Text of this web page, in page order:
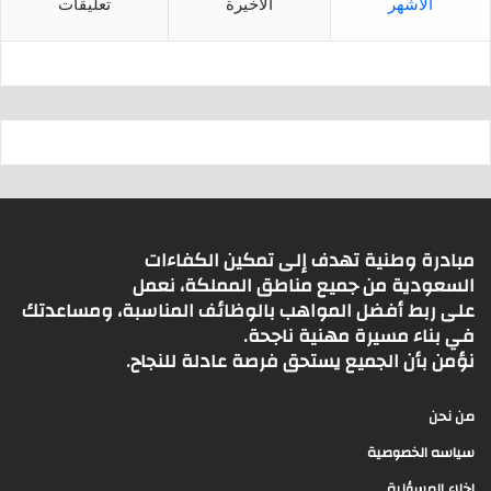
مبادرة وطنية تهدف إلى تمكين الكفاءات
السعودية من جميع مناطق المملكة، نعمل
على ربط أفضل المواهب بالوظائف المناسبة، ومساعدتك
في بناء مسيرة مهنية ناجحة.
نؤمن بأن الجميع يستحق فرصة عادلة للنجاح.
من نحن
سياسه الخصوصية